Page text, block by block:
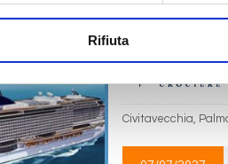
Rifiuta
Civitavecchia,